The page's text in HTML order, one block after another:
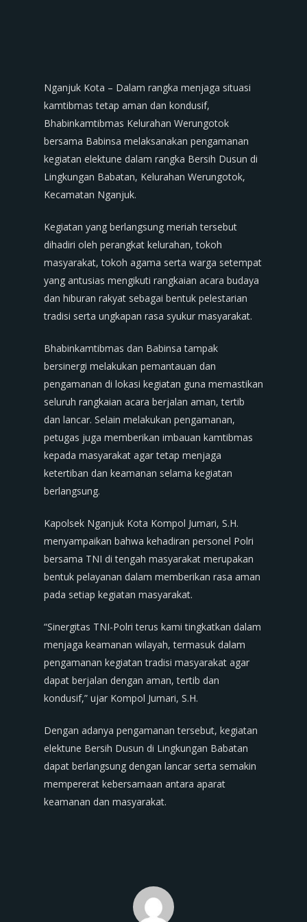
Nganjuk Kota – Dalam rangka menjaga situasi
kamtibmas tetap aman dan kondusif,
Bhabinkamtibmas Kelurahan Werungotok
bersama Babinsa melaksanakan pengamanan
kegiatan elektune dalam rangka Bersih Dusun di
Lingkungan Babatan, Kelurahan Werungotok,
Kecamatan Nganjuk.
Kegiatan yang berlangsung meriah tersebut
dihadiri oleh perangkat kelurahan, tokoh
masyarakat, tokoh agama serta warga setempat
yang antusias mengikuti rangkaian acara budaya
dan hiburan rakyat sebagai bentuk pelestarian
tradisi serta ungkapan rasa syukur masyarakat.
Bhabinkamtibmas dan Babinsa tampak
bersinergi melakukan pemantauan dan
pengamanan di lokasi kegiatan guna memastikan
seluruh rangkaian acara berjalan aman, tertib
dan lancar. Selain melakukan pengamanan,
petugas juga memberikan imbauan kamtibmas
kepada masyarakat agar tetap menjaga
ketertiban dan keamanan selama kegiatan
berlangsung.
Kapolsek Nganjuk Kota Kompol Jumari, S.H.
menyampaikan bahwa kehadiran personel Polri
bersama TNI di tengah masyarakat merupakan
bentuk pelayanan dalam memberikan rasa aman
pada setiap kegiatan masyarakat.
“Sinergitas TNI-Polri terus kami tingkatkan dalam
menjaga keamanan wilayah, termasuk dalam
pengamanan kegiatan tradisi masyarakat agar
dapat berjalan dengan aman, tertib dan
kondusif,” ujar Kompol Jumari, S.H.
Dengan adanya pengamanan tersebut, kegiatan
elektune Bersih Dusun di Lingkungan Babatan
dapat berlangsung dengan lancar serta semakin
mempererat kebersamaan antara aparat
keamanan dan masyarakat.